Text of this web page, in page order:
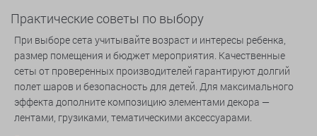
Практические советы по выбору
При выборе сета учитывайте возраст и интересы ребенка,
размер помещения и бюджет мероприятия. Качественные
сеты от проверенных производителей гарантируют долгий
полет шаров и безопасность для детей. Для максимального
эффекта дополните композицию элементами декора —
лентами, грузиками, тематическими аксессуарами.